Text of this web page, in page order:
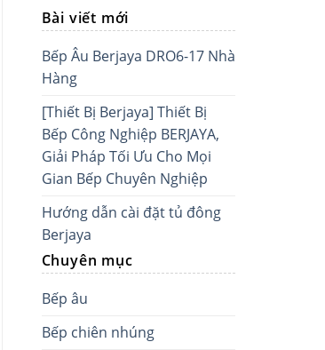
Bài viết mới
Bếp Âu Berjaya DRO6-17 Nhà
Hàng
[Thiết Bị Berjaya] Thiết Bị
Bếp Công Nghiệp BERJAYA,
Giải Pháp Tối Ưu Cho Mọi
Gian Bếp Chuyên Nghiệp
Hướng dẫn cài đặt tủ đông
Berjaya
Chuyên mục
Bếp âu
Bếp chiên nhúng